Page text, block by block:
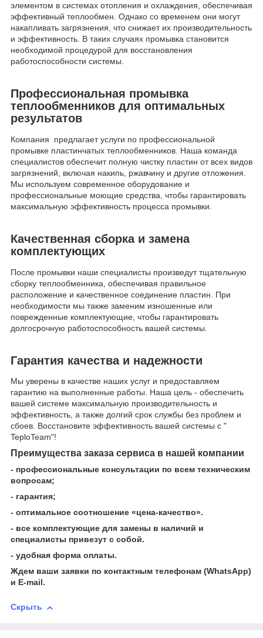
элементом в системах отопления и охлаждения, обеспечивая
эффективный теплообмен. Однако со временем они могут
накапливать загрязнения, что снижает их производительность
и эффективность. В таких случаях промывка становится
необходимой процедурой для восстановления
работоспособности системы.
Профессиональная промывка
теплообменников для оптимальных
результатов
Компания предлагает услуги по профессиональной
промывке пластинчатых теплообменников. Наша команда
специалистов обеспечит полную чистку пластин от всех видов
загрязнений, включая накипь, ржавчину и другие отложения.
Мы используем современное оборудование и
профессиональные моющие средства, чтобы гарантировать
максимальную эффективность процесса промывки.
Качественная сборка и замена
комплектующих
После промывки наши специалисты произведут тщательную
сборку теплообменника, обеспечивая правильное
расположение и качественное соединение пластин. При
необходимости мы также заменим изношенные или
поврежденные комплектующие, чтобы гарантировать
долгосрочную работоспособность вашей системы.
Гарантия качества и надежности
Мы уверены в качестве наших услуг и предоставляем
гарантию на выполненные работы. Наша цель - обеспечить
вашей системе максимальную производительность и
эффективность, а также долгий срок службы без проблем и
сбоев. Восстановите эффективность вашей системы с "
TeploTeam"!
Преимущества заказа сервиса в нашей компании
- профессиональные консультации по всем техническим
вопросам;
- гарантия;
- оптимальное соотношение «цена-качество».
- все комплектующие для замены в наличий и
специалисты привезут с собой.
- удобная форма оплаты.
Ждем ваши заявки по контактным телефонам (WhatsApp)
и Е-mail.
Скрыть